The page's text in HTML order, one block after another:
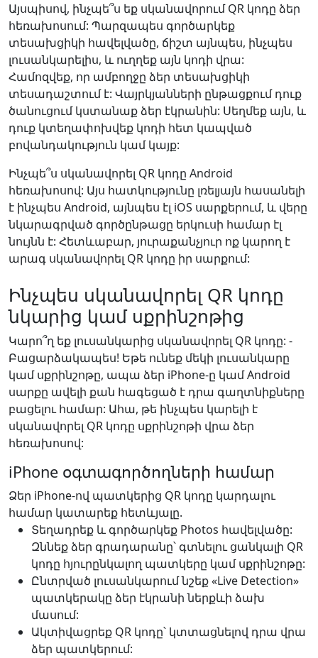
Այսպիսով, ինչպե՞ս եք սկանավորում QR կոդը ձեր
հեռախոսում: Պարզապես գործարկեք
տեսախցիկի հավելվածը, ճիշտ այնպես, ինչպես
լուսանկարելիս, և ուղղեք այն կոդի վրա:
Համոզվեք, որ ամբողջը ձեր տեսախցիկի
տեսադաշտում է: Վայրկյանների ընթացքում դուք
ծանուցում կստանաք ձեր էկրանին: Սեղմեք այն, և
դուք կտեղափոխվեք կոդի հետ կապված
բովանդակություն կամ կայք:
Ինչպե՞ս սկանավորել QR կոդը Android
հեռախոսով: Այս հատկությունը լռելյայն հասանելի
է ինչպես Android, այնպես էլ iOS սարքերում, և վերը
նկարագրված գործընթացը երկուսի համար էլ
նույնն է: Հետևաբար, յուրաքանչյուր ոք կարող է
արագ սկանավորել QR կոդը իր սարքում:
Ինչպես սկանավորել QR կոդը
նկարից կամ սքրինշոթից
Կարո՞ղ եք լուսանկարից սկանավորել QR կոդը: -
Բացարձակապես! Եթե ունեք մեկի լուսանկարը
կամ սքրինշոթը, ապա ձեր iPhone-ը կամ Android
սարքը ավելի քան հագեցած է դրա գաղտնիքները
բացելու համար: Ահա, թե ինչպես կարելի է
սկանավորել QR կոդը սքրինշոթի վրա ձեր
հեռախոսով:
iPhone օգտագործողների համար
Ձեր iPhone-ով պատկերից QR կոդը կարդալու
համար կատարեք հետևյալը.
Տեղադրեք և գործարկեք Photos հավելվածը:
Զննեք ձեր գրադարանը՝ գտնելու ցանկալի QR
կոդը հյուրընկալող պատկերը կամ սքրինշոթը:
Ընտրված լուսանկարում նշեք «Live Detection»
պատկերակը ձեր էկրանի ներքևի ձախ
մասում:
Ակտիվացրեք QR կոդը՝ կտտացնելով դրա վրա
ձեր պատկերում: